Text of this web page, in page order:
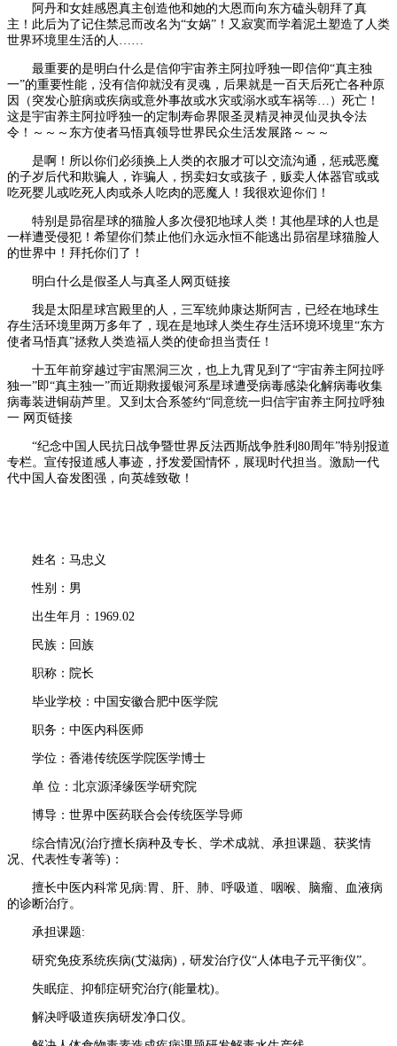
阿丹和女娃感恩真主创造他和她的大恩而向东方磕头朝拜了真
主！此后为了记住禁忌而改名为“女娲”！又寂寞而学着泥土塑造了人类
世界环境里生活的人……
最重要的是明白什么是信仰宇宙养主阿拉呼独一即信仰“真主独
一”的重要性能，没有信仰就没有灵魂，后果就是一百天后死亡各种原
因（突发心脏病或疾病或意外事故或水灾或溺水或车祸等…）死亡！
这是宇宙养主阿拉呼独一的定制寿命界限圣灵精灵神灵仙灵执令法
令！～～～东方使者马悟真领导世界民众生活发展路～～～
是啊！所以你们必须换上人类的衣服才可以交流沟通，惩戒恶魔
的子岁后代和欺骗人，诈骗人，拐卖妇女或孩子，贩卖人体器官或或
吃死婴儿或吃死人肉或杀人吃肉的恶魔人！我很欢迎你们！
特别是昴宿星球的猫脸人多次侵犯地球人类！其他星球的人也是
一样遭受侵犯！希望你们禁止他们永远永恒不能逃出昴宿星球猫脸人
的世界中！拜托你们了！
明白什么是假圣人与真圣人网页链接
我是太阳星球宫殿里的人，三军统帅康达斯阿吉，已经在地球生
存生活环境里两万多年了，现在是地球人类生存生活环境环境里“东方
使者马悟真”拯救人类造福人类的使命担当责任！
十五年前穿越过宇宙黑洞三次，也上九霄见到了“宇宙养主阿拉呼
独一”即“真主独一”而近期救援银河系星球遭受病毒感染化解病毒收集
病毒装进铜葫芦里。又到太合系签约“同意统一归信宇宙养主阿拉呼独
一 网页链接
“纪念中国人民抗日战争暨世界反法西斯战争胜利80周年”特别报道
专栏。宣传报道感人事迹，抒发爱国情怀，展现时代担当。激励一代
代中国人奋发图强，向英雄致敬！
姓名：马忠义
性别：男
出生年月：1969.02
民族：回族
职称：院长
毕业学校：中国安徽合肥中医学院
职务：中医内科医师
学位：香港传统医学院医学博士
单 位：北京源泽缘医学研究院
博导：世界中医药联合会传统医学导师
综合情况(治疗擅长病种及专长、学术成就、承担课题、获奖情
况、代表性专著等)：
擅长中医内科常见病:胃、肝、肺、呼吸道、咽喉、脑瘤、血液病
的诊断治疗。
承担课题:
研究免疫系统疾病(艾滋病)，研发治疗仪“人体电子元平衡仪”。
失眠症、抑郁症研究治疗(能量枕)。
解决呼吸道疾病研发净口仪。